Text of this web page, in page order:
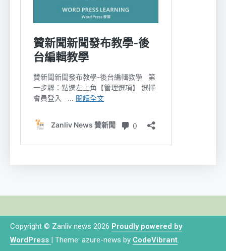
Copyright © Zanliv news 2026 Proudly powered by
WordPress | Theme: azure-news by CodeVibrant.